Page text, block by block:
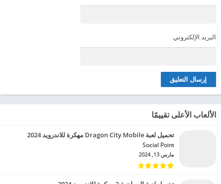
البريد الإلكتروني
الألعاب الأعلى تقييمًا
تحميل لعبة Dragon City Mobile مهكرة للاندرويد 2024
Social Point‏
مارس 13, 2024